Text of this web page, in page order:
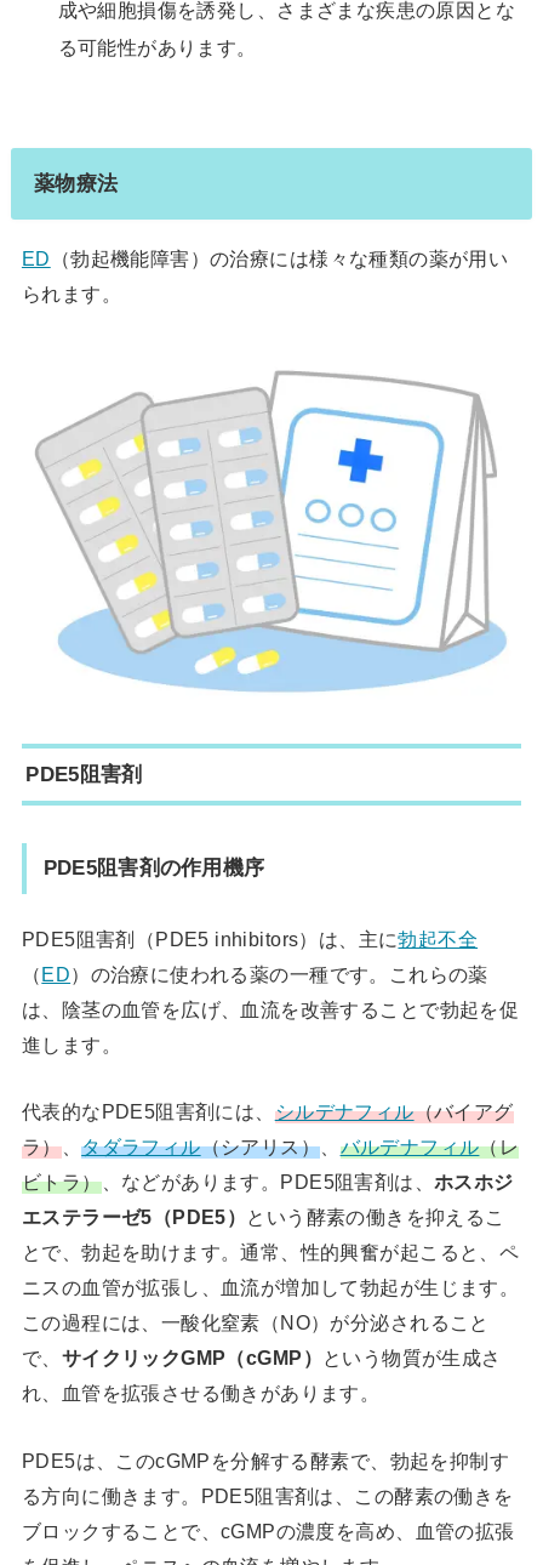
成や細胞損傷を誘発し、さまざまな疾患の原因とな
る可能性があります。
薬物療法
ED （勃起機能障害）の治療には様々な種類の薬が用い
られます。
PDE5阻害剤
PDE5阻害剤の作用機序
PDE5阻害剤（PDE5 inhibitors）は、主に勃起不全
（ED）の治療に使われる薬の一種です。これらの薬
は、陰茎の血管を広げ、血流を改善することで勃起を促
進します。
代表的なPDE5阻害剤には、 シルデナフィル（バイアグ
ラ）、タダラフィル（シアリス） バルデナフィル（レ
ビトラ）、などがあります。PDE5阻害剤は、 ホスホジ
エステラーゼ5（PDE5） という酵素の働きを抑えるこ
とで、勃起を助けます。通常、性的興奮が起こると、ペ
ニスの血管が拡張し、血流が増加して勃起が生じます。
この過程には、一酸化窒素（NO）が分泌されること
で、 サイクリックGMP（cGMP）
という物質が生成さ
れ、血管を拡張させる働きがあります。
PDE5は、このcGMPを分解する酵素で、勃起を抑制す
る方向に働きます。PDE5阻害剤は、この酵素の働きを
ブロックすることで、cGMPの濃度を高め、血管の拡張